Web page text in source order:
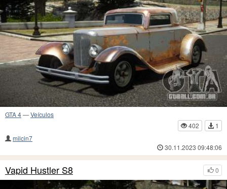
GTA 4—Veículos
402
1
milcin7
30.11.2023 09:48:06
0
Vapid Hustler S8